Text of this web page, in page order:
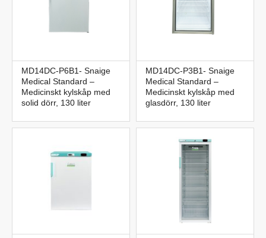
MD14DC-P6B1- Snaige
Medical Standard –
Medicinskt kylskåp med
solid dörr, 130 liter
MD14DC-P3B1- Snaige
Medical Standard –
Medicinskt kylskåp med
glasdörr, 130 liter